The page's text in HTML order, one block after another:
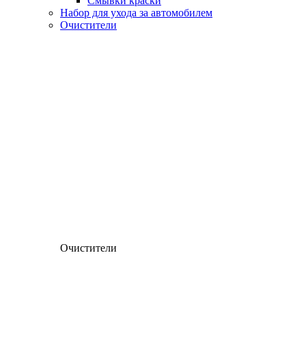
Набор для ухода за автомобилем
Очистители
Очистители